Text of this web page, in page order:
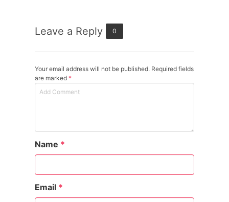
Leave a Reply 0
Your email address will not be published. Required fields
are marked *
Name *
Email *